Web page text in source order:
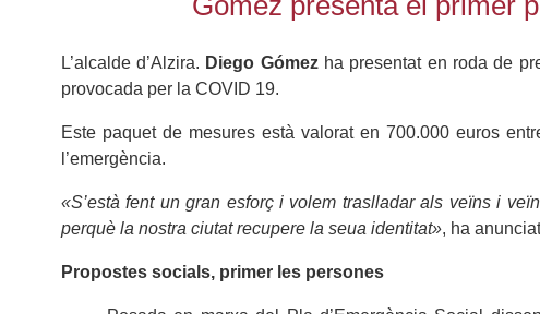
L’alcalde d’Alzira. Diego Gómezha presentat en roda de
provocada per la COVID 19.
Este paquet de mesures està valorat en 700.000 euros
l’emergència.
«S’està fent un gran esforç i volem traslladar als veïns i
perquè la nostra ciutat recupere la seua identitat», ha
Propostes socials, primer les persones